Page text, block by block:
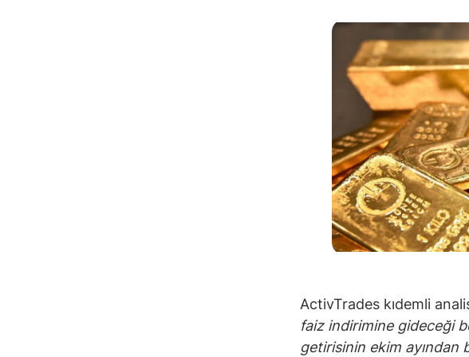
ActivTrades kıdemli
faiz indirimine gideceği
getirisinin ekim ayından